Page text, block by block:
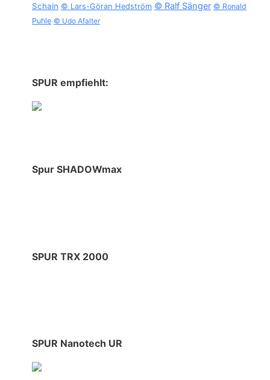
Schain © Lars-Göran Hedström © Ralf Sänger © Ronald
Puhle © Udo Afalter
SPUR empfiehlt:
Spur SHADOWmax
SPUR TRX 2000
SPUR Nanotech UR